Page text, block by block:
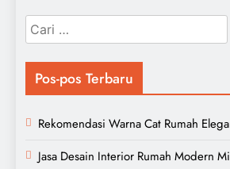
Cari
untuk:
Pos-pos Terbaru
Rekomendasi Warna Cat Rumah
Jasa Desain Interior Rumah Modern